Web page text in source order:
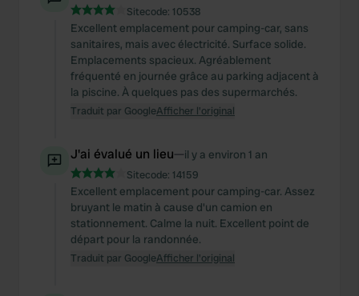
Sitecode: 10538
Excellent emplacement pour camping-car, sans
sanitaires, mais avec électricité. Surface solide.
Emplacements spacieux. Agréablement
fréquenté en journée grâce au parking adjacent à
la piscine. À quelques pas des supermarchés.
Traduit par GoogleAfficher l'original
J'ai évalué un lieu—il y a environ 1 an
Sitecode: 14159
Excellent emplacement pour camping-car. Assez
bruyant le matin à cause d'un camion en
stationnement. Calme la nuit. Excellent point de
départ pour la randonnée.
Traduit par GoogleAfficher l'original